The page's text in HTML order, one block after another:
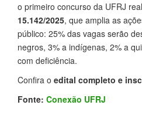
o primeiro concurso da UFRJ
15.142/2025, que amplia as
público: 25% das vagas serão
negros, 3% a indígenas, 2% a
com deficiência.
Confira o edital completo e
Fonte: Conexão UFRJ